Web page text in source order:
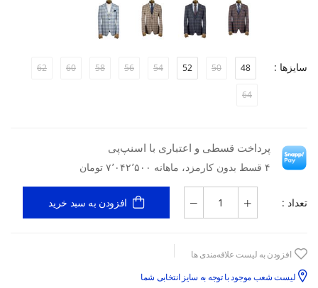
سایزها : 48
50
52
54
56
58
60
62
64
پرداخت قسطی و اعتباری با اسنپ‌پی
۴ قسط بدون کارمزد، ماهانه ۷٬۰۴۲٬۵۰۰ تومان
تعداد : افزودن به سبد خرید
افزودن به لیست علاقه‌مندی ها
لیست شعب موجود با توجه به سایز انتخابی شما